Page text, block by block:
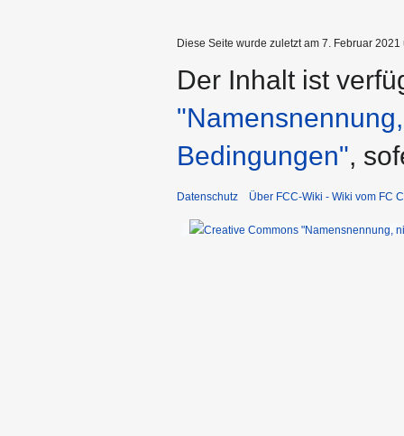
Diese Seite wurde zuletzt am 7. Februar
Der Inhalt ist
Bedingungen",
Datenschutz Über FCC-Wiki - Wiki vom FC